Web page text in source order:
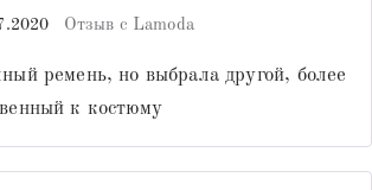
Отзыв с Lamoda
ремень, но выбрала другой, более
к костюму